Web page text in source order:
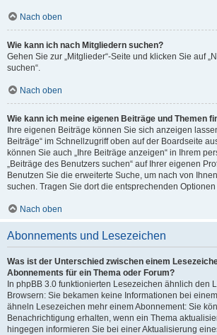
Nach oben
Wie kann ich nach Mitgliedern suchen?
Gehen Sie zur „Mitglieder“-Seite und klicken Sie auf
suchen“.
Nach oben
Wie kann ich meine eigenen Beiträge und Themen
Ihre eigenen Beiträge können Sie sich anzeigen
Beiträge“ im Schnellzugriff oben auf der Boardseite
können Sie auch „Ihre Beiträge anzeigen“ in Ihrem
„Beiträge des Benutzers suchen“ auf Ihrer eigenen
Benutzen Sie die erweiterte Suche, um nach von
suchen. Tragen Sie dort die entsprechenden
Nach oben
Abonnements und Lesezeichen
Was ist der Unterschied zwischen einem
Abonnements für ein Thema oder Forum?
In phpBB 3.0 funktionierten Lesezeichen ähnlich den
Browsern: Sie bekamen keine Informationen bei
ähneln Lesezeichen mehr einem Abonnement: Sie
Benachrichtigung erhalten, wenn ein Thema
hingegen informieren Sie bei einer Aktualisierung